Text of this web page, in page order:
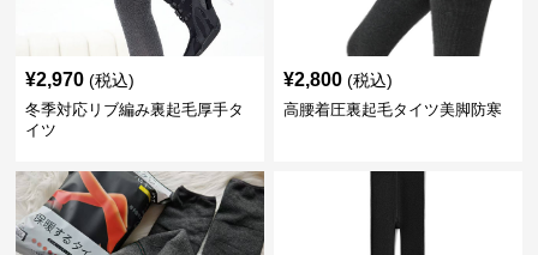
¥2,970 (税込)
冬季対応リブ編み裏起毛厚手タ
イツ
¥2,800 (税込)
高腰着圧裏起毛タイツ美脚防寒